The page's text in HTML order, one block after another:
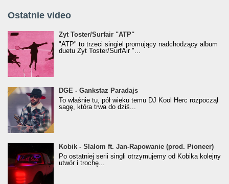
Ostatnie video
Żyt Toster/SurfAir - ATP VIDEO
Żyt Toster/Surfair "ATP"
"ATP" to trzeci singiel promujący nadchodzący album
duetu Żyt Toster/SurfAir "...
donGURALesko z nagrodą za
Klasyczny/Trueschoolowy Album Roku
(Popkillery 2023)
DGE - Gankstaz Paradajs
To właśnie tu, pół wieku temu DJ Kool Herc rozpoczął
sagę, która trwa do dziś...
Kobik - Slalom ft. Jan-Rapowanie (prod. Pioneer)
[Official Music Visualiser]
Kobik - Slalom ft. Jan-Rapowanie (prod. Pioneer)
Po ostatniej serii singli otrzymujemy od Kobika kolejny
utwór i trochę...